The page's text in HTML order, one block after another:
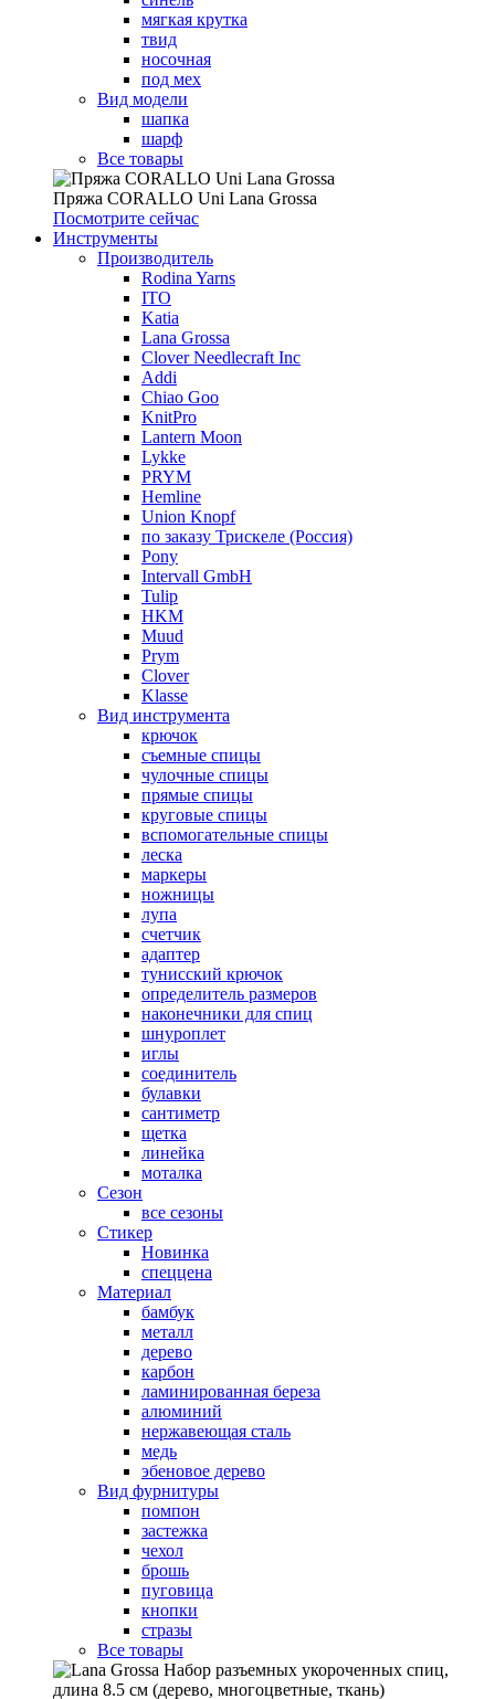
мягкая крутка
твид
носочная
под мех
Вид модели
шапка
шарф
Все товары
Пряжа CORALLO Uni Lana Grossa
Посмотрите сейчас
Инструменты
Производитель
Rodina Yarns
ITO
Katia
Lana Grossa
Clover Needlecraft Inc
Addi
Chiao Goo
KnitPro
Lantern Moon
Lykke
PRYM
Hemline
Union Knopf
по заказу Трискеле (Россия)
Pony
Intervall GmbH
Tulip
HKM
Muud
Prym
Clover
Klasse
Вид инструмента
крючок
съемные спицы
чулочные спицы
прямые спицы
круговые спицы
вспомогательные спицы
леска
маркеры
ножницы
лупа
счетчик
адаптер
тунисский крючок
определитель размеров
наконечники для спиц
шнуроплет
иглы
соединитель
булавки
сантиметр
щетка
линейка
моталка
Сезон
все сезоны
Стикер
Новинка
спеццена
Материал
бамбук
металл
дерево
карбон
ламинированная береза
алюминий
нержавеющая сталь
медь
эбеновое дерево
Вид фурнитуры
помпон
застежка
чехол
брошь
пуговица
кнопки
стразы
Все товары